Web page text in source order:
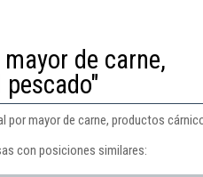
de carne,
mayor de carne, productos
con posiciones similares: